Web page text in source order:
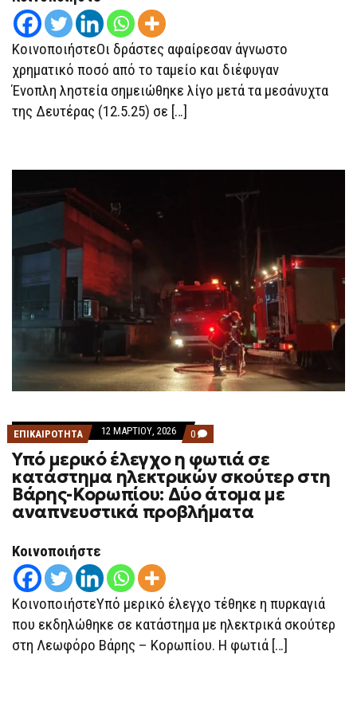
ΚοινοποιήστεΟι δράστες αφαίρεσαν άγνωστο
χρηματικό ποσό από το ταμείο και διέφυγαν
Ένοπλη ληστεία σημειώθηκε λίγο μετά τα μεσάνυχτα
της Δευτέρας (12.5.25) σε […]
ΕΠΙΚΑΙΡΟΤΗΤΑ 12 ΜΑΡΤΊΟΥ, 2026 0 COMMENTS
ON
ΥΠΌ
ΜΕΡΙΚΌ
ΈΛΕΓΧΟ
Η
ΦΩΤΙΆ
ΣΕ
ΔΎΟ
ΆΤΟΜΑ
ΜΕ
ΑΝΑΠΝΕΥΣΤΙΚΆ
ΠΡΟΒΛΉΜΑΤΑ
Υπό μερικό έλεγχο η φωτιά σε
κατάστημα ηλεκτρικών σκούτερ στη
Βάρης-Κορωπίου: Δύο άτομα με
αναπνευστικά προβλήματα
Κοινοποιήστε
ΚοινοποιήστεΥπό μερικό έλεγχο τέθηκε η πυρκαγιά
που εκδηλώθηκε σε κατάστημα με ηλεκτρικά σκούτερ
στη Λεωφόρο Βάρης – Κορωπίου. Η φωτιά […]